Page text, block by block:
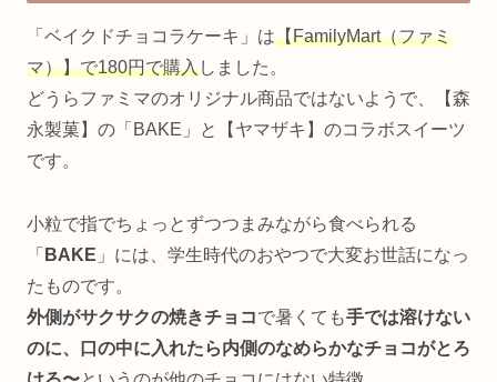
「ベイクドチョコラケーキ」は【FamilyMart（ファミ
マ）】で180円で購入しました。
どうらファミマのオリジナル商品ではないようで、【森
永製菓】の「BAKE」と【ヤマザキ】のコラボスイーツ
です。
小粒で指でちょっとずつつまみながら食べられる
「 BAKE 」には、学生時代のおやつで大変お世話になっ
たものです。
外側がサクサクの焼きチョコで暑くても手では溶けない
のに、口の中に入れたら内側のなめらかなチョコがとろ